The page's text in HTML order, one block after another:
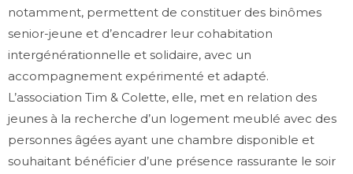
notamment, permettent de constituer des binômes
senior-jeune et d’encadrer leur cohabitation
intergénérationnelle et solidaire, avec un
accompagnement expérimenté et adapté.
L’association Tim & Colette, elle, met en relation des
jeunes à la recherche d’un logement meublé avec des
personnes âgées ayant une chambre disponible et
souhaitant bénéficier d’une présence rassurante le soir